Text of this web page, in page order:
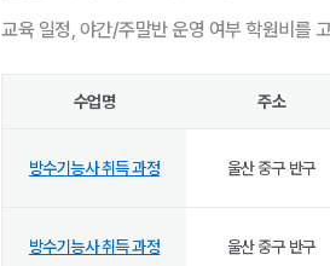
교육 일정, 야간/주말반 운영 여부 학원비를
수업명 주소
방수기능사 취득 과정 울산 중구 반구
방수기능사 취득 과정 울산 중구 반구